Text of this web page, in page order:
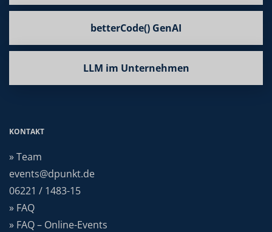
betterCode() GenAI
LLM im Unternehmen
KONTAKT
» Team
events@dpunkt.de
06221 / 1483-15
» FAQ
» FAQ – Online-Events